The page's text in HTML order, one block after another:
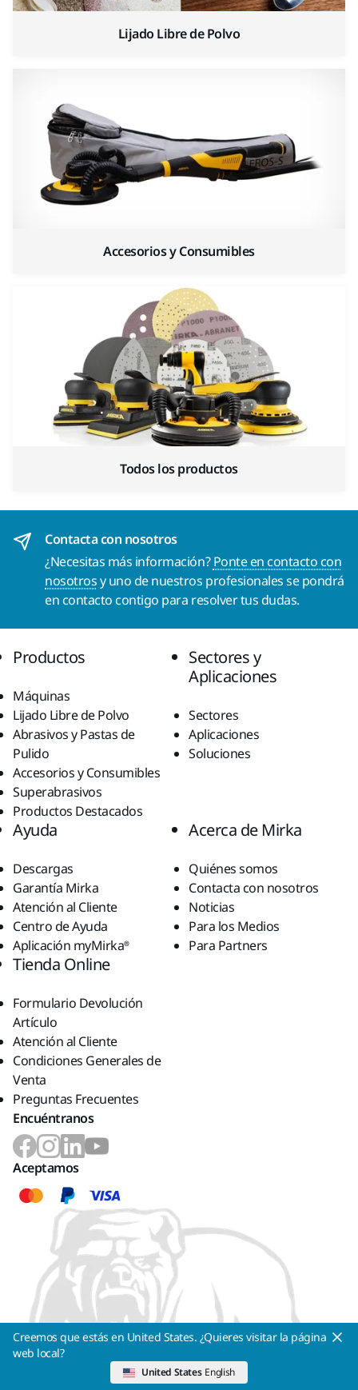
Lijado Libre de Polvo
Accesorios y Consumibles
Todos los productos
Contacta con nosotros
¿Necesitas más información?Ponte en contacto con
nosotrosy uno de nuestros profesionales se pondrá
en contacto contigo para resolver tus dudas.
Productos
Máquinas
Lijado Libre de Polvo
Abrasivos y Pastas de
Pulido
Accesorios y Consumibles
Superabrasivos
Productos Destacados
Sectores y
Aplicaciones
Sectores
Aplicaciones
Soluciones
Ayuda
Descargas
Garantía Mirka
Atención al Cliente
Centro de Ayuda
Aplicación myMirka®
Acerca de Mirka
Quiénes somos
Contacta con nosotros
Noticias
Para los Medios
Para Partners
Tienda Online
Formulario Devolución
Artículo
Atención al Cliente
Condiciones Generales de
Venta
Preguntas Frecuentes
Encuéntranos
Aceptamos
Creemos que estás en United States. ¿Quieres visitar la página
web local?
United States English